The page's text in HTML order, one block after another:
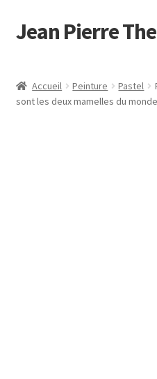
Aller
à
navigation
Aller
au
Jean Pierre
Mon compte
Accueil Peinture Pastel
sont les deux mamelles du monde